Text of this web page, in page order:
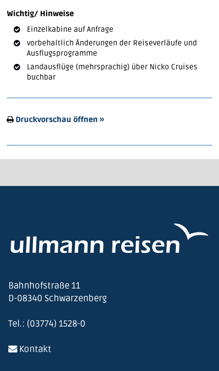
Wichtig/ Hinweise
Einzelkabine auf Anfrage
vorbehaltlich Änderungen der Reiseverläufe und
Ausflugsprogramme
Landausflüge (mehrsprachig) über Nicko Cruises
buchbar
Druckvorschau öffnen »
Bahnhofstraße 11
D-08340 Schwarzenberg
Tel.: (03774) 1528-0
Kontakt